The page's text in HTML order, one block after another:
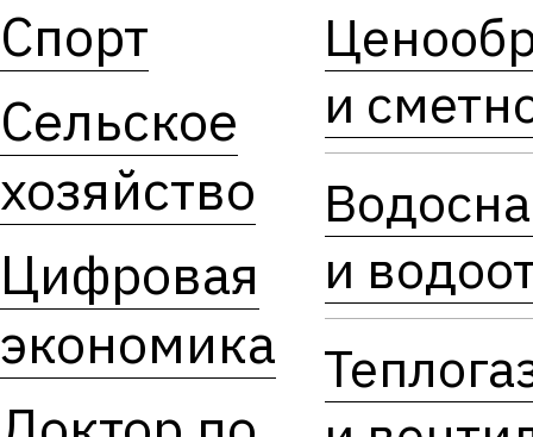
Спорт
Сельское
хозяйство
Цифровая
экономика
и
и